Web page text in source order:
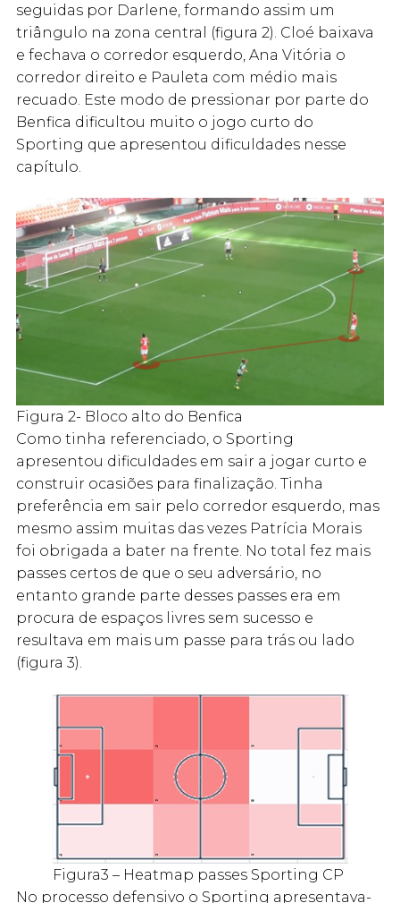
seguidas por Darlene, formando assim um
triângulo na zona central (figura 2). Cloé baixava
e fechava o corredor esquerdo, Ana Vitória o
corredor direito e Pauleta com médio mais
recuado. Este modo de pressionar por parte do
Benfica dificultou muito o jogo curto do
Sporting que apresentou dificuldades nesse
capítulo.
Figura 2- Bloco alto do Benfica
Como tinha referenciado, o Sporting
apresentou dificuldades em sair a jogar curto e
construir ocasiões para finalização. Tinha
preferência em sair pelo corredor esquerdo, mas
mesmo assim muitas das vezes Patrícia Morais
foi obrigada a bater na frente. No total fez mais
passes certos de que o seu adversário, no
entanto grande parte desses passes era em
procura de espaços livres sem sucesso e
resultava em mais um passe para trás ou lado
(figura 3).
Figura3 – Heatmap passes Sporting CP
No processo defensivo o Sporting apresentava-